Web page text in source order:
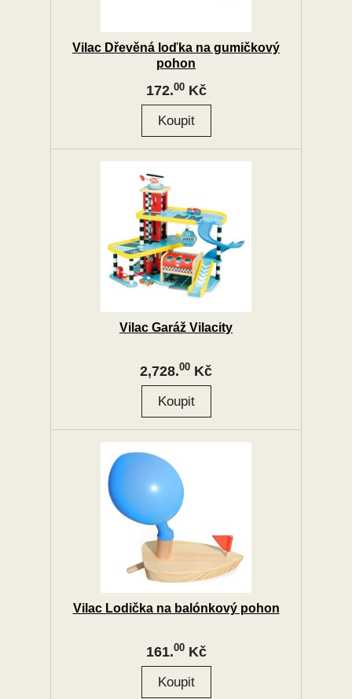
Vilac Dřevěná loďka na gumičkový
pohon
172.00Kč
Vilac Garáž Vilacity
2,728.00 Kč
Vilac Lodička na balónkový pohon
161.00Kč